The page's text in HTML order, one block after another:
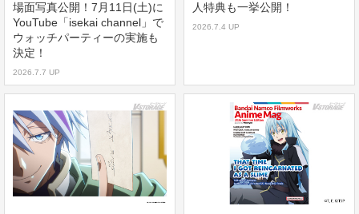
場面写真公開！7月11日(土)に
YouTube「isekai channel」で
ウォッチパーティーの実施も
決定！
2026.7.7 UP
人特典も一挙公開！
2026.7.4 UP